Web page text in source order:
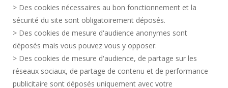
SERVICIOS PÚBLICOS +
CRÉDITOS
DOY MI OPINIÓN
ACCESIBILIDAD: NO CONFORME
> Des cookies nécessaires au bon fonctionnement et la
sécurité du site sont obligatoirement déposés.
> Des cookies de mesure d'audience anonymes sont
déposés mais vous pouvez vous y opposer.
> Des cookies de mesure d'audience, de partage sur les
réseaux sociaux, de partage de contenu et de performance
publicitaire sont déposés uniquement avec votre